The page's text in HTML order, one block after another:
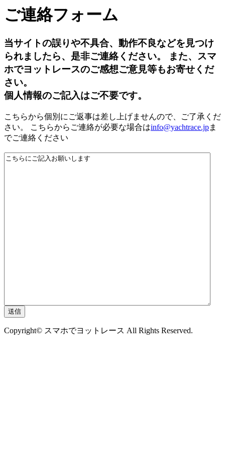
ご連絡フォーム
当サイトの誤りや不具合、動作不良などを見つけ
られましたら、是非ご連絡ください。 また、スマ
ホでヨットレースのご感想ご意見等もお寄せくだ
さい。
個人情報のご記入はご不要です。
こちらから個別にご返事は差し上げませんので、ご了承くだ
さい。 こちらからご連絡が必要な場合はinfo@yachtrace.jpま
でご連絡ください
Copyright© スマホでヨットレース All Rights Reserved.